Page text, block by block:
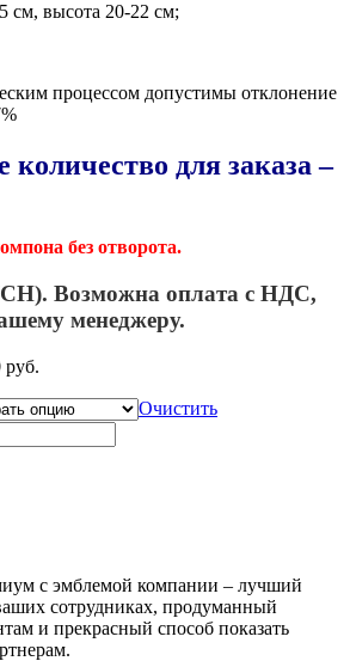
см, высота 20-22 см;
процессом допустимы отклонение
для заказа –
без отворота.
Возможна оплата с НДС,
менеджеру.
руб.
Очистить
с эмблемой компании – лучший
сотрудниках, продуманный
и прекрасный способ показать